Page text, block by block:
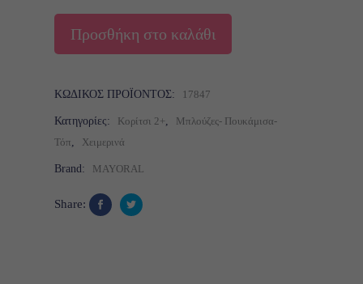
Προσθήκη στο καλάθι
ΚΩΔΙΚΌΣ ΠΡΟΪΌΝΤΟΣ: 17847
Κατηγορίες: Κορίτσι 2+,
Μπλούζες- Πουκάμισα-
Τόπ, Χειμερινά
Brand: MAYORAL
Share: